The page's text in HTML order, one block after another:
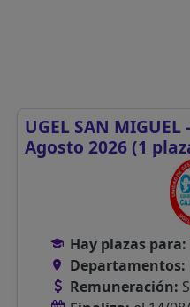
UGEL SAN
Agosto 2026 (1
Hay plazas para:
Departamentos:
Remuneración: